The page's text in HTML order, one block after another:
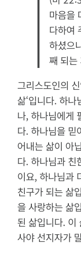
마음을
다하여
하셨으
째 되는
그리스도인의
삶‘입니다. 하나
나, 하나님에게
다. 하나님을 믿
어내는 삶이 아
다. 하나님과 친
이요, 하나님과
친구가 되는 삶
을 사랑하는 삶
된 삶입니다. 이
사야 선지자가